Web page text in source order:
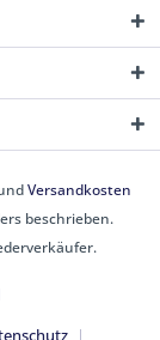
Versandkosten
beschrieben.